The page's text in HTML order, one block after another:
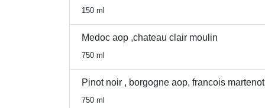
150 ml
Medoc aop ,chateau clair moulin
750 ml
Pinot noir , borgogne aop, francois martenot
750 ml